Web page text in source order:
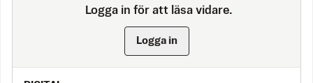
Logga in för att läsa vidare.
Logga in